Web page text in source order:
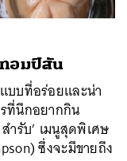
อมป์สัน
บบที่อร่อยและน่า
ที่นึกอยากกิน
ำรับ’ เมนูสุดพิเศษ
ซึ่งจะมีขายถึง
EMAIL